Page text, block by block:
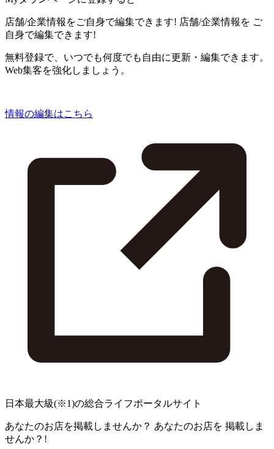
店舗/企業情報をご自身で編集できます! 店舗/企業情報を ご
自身で編集できます!
無料登録で、いつでも何度でも自由に更新・編集できます。
Web集客を強化しましょう。
情報の編集はこちら
日本最大級(※1)の総合ライフポータルサイト
あなたのお店を掲載しませんか？ あなたのお店を 掲載しま
せんか？!